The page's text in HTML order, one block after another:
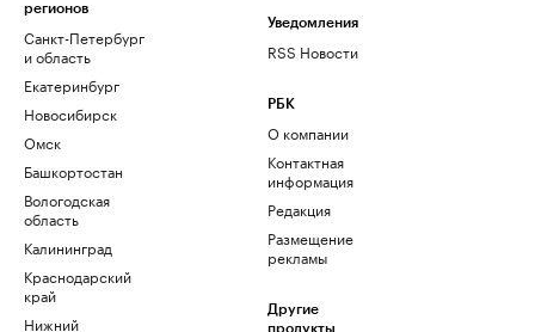
регионов
Санкт-Петербург
и область
Екатеринбург
Новосибирск
Омск
Башкортостан
Вологодская
область
Калининград
Краснодарский
край
Нижний
Уведомления
RSS Новости
РБК
О компании
Контактная
информация
Редакция
Размещение
рекламы
Другие
продукты